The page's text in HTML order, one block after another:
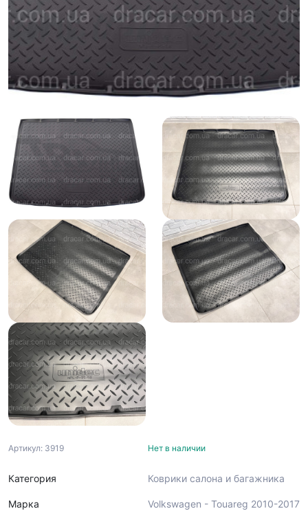
Артикул: 3919
Категория
Марка
Нет в наличии
Коврики салона и багажника
Volkswagen - Touareg 2010-2017